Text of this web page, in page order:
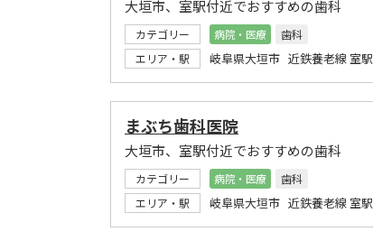
大垣市、室駅付近でおすすめの歯科
カテゴリー 病院・医療
歯科
エリア・駅
岐阜県大垣市 近鉄養老線 室駅
まぶち歯科医院
大垣市、室駅付近でおすすめの歯科
カテゴリー 病院・医療
歯科
エリア・駅
岐阜県大垣市 近鉄養老線 室駅